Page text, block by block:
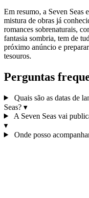
Em resumo, a Seven Seas
mistura de obras já
romances sobrenaturais,
fantasia sombria, tem de
próximo anúncio e
tesouros.
Perguntas
Quais são as datas de
Seas? ▾
A Seven Seas vai
▾
Onde posso